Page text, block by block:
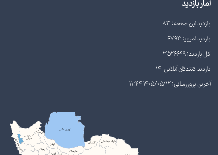
آمار بازدید
بازدید این صفحه: 83
بازدید امروز: 6793
کل بازدید: 3526649
بازدید کنندگان آنلاین: 14
آخرین بروزرسانی: 1405/05/12 11:44